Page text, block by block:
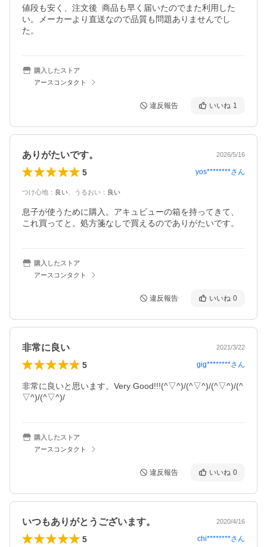
値段も安く、注文後  商品も早く届いたのでまた利用した
い。メーカーより直送なので品質も問題ありませんでし
た。
購入したストア
アースコンタクト
違反報告 いいね 1
ありがたいです。 2026/5/16
5 yos********さん
つけ心地 ： 良い うるおい ： 良い
息子が使うために購入。アキュビューの箱を持ってきて、
これ買ってと。処方箋なしで買えるのでありがたいです。
購入したストア
アースコンタクト
違反報告 いいね 0
非常に良い 2021/3/22
5 gig********さん
非常に良いと思います。Very Good!!!(^▽^)/(^▽^)/(^▽^)/(^
▽^)/(^▽^)/
購入したストア
アースコンタクト
違反報告 いいね 0
いつもありがとうございます。 2020/4/16
5 chi********さん